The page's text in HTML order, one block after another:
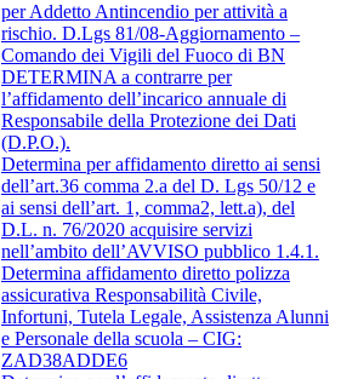
per Addetto Antincendio per attività a
rischio. D.Lgs 81/08-Aggiornamento –
Comando dei Vigili del Fuoco di BN
DETERMINA a contrarre per
l’affidamento dell’incarico annuale di
Responsabile della Protezione dei Dati
(D.P.O.).
Determina per affidamento diretto ai sensi
dell’art.36 comma 2.a del D. Lgs 50/12 e
ai sensi dell’art. 1, comma2, lett.a), del
D.L. n. 76/2020 acquisire servizi
nell’ambito dell’AVVISO pubblico 1.4.1.
Determina affidamento diretto polizza
assicurativa Responsabilità Civile,
Infortuni, Tutela Legale, Assistenza Alunni
e Personale della scuola – CIG:
ZAD38ADDE6